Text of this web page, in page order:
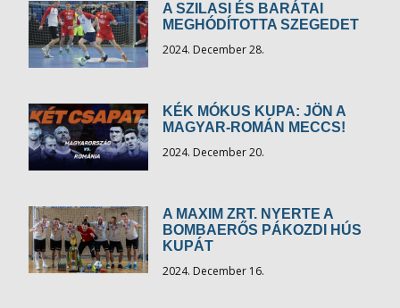
A SZILASI ÉS BARÁTAI
MEGHÓDÍTOTTA SZEGEDET
2024. December 28.
KÉK MÓKUS KUPA: JÖN A
MAGYAR-ROMÁN MECCS!
2024. December 20.
A MAXIM ZRT. NYERTE A
BOMBAERŐS PÁKOZDI HÚS
KUPÁT
2024. December 16.